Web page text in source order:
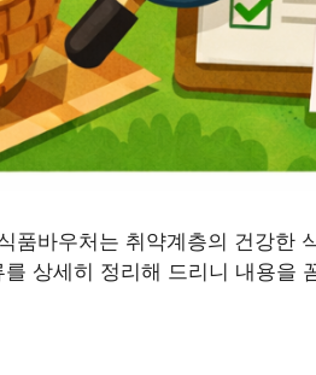
품바우처는 취약계층의 건강한
상세히 정리해 드리니 내용을